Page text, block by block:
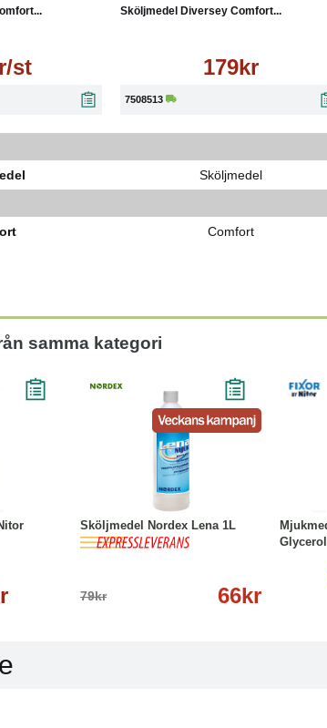
st
Sköljmedel Diversey Comfort...
179kr
7508513
Sköljmedel
Comfort
samma kategori
Sköljmedel Nordex Lena 1L
79kr 66kr
Köp